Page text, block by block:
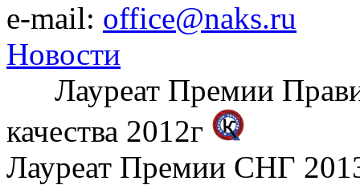
e-mail: office@naks.ru
Новости
Лауреат Премии
качества 2012г
Лауреат Премии СНГ